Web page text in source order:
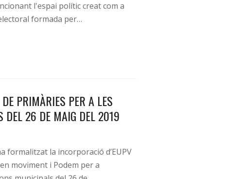
l'espai polític creat com a
formada per…
PRIMÀRIES PER A LES
DEL 26 DE MAIG DEL 2019
formalitzat la incorporació d’EUPV
moviment i Podem per a